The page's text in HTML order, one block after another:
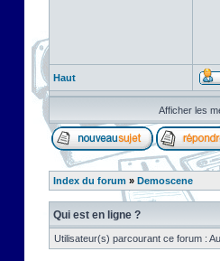
Haut
Afficher les
Index du forum » Demoscene
Qui est en ligne ?
Utilisateur(s) parcourant ce forum :